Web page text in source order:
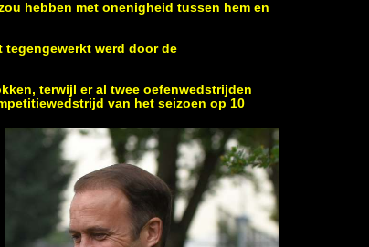
hebben met onenigheid tussen hem en
tegengewerkt werd door de
terwijl er al twee oefenwedstrijden
van het seizoen op 10